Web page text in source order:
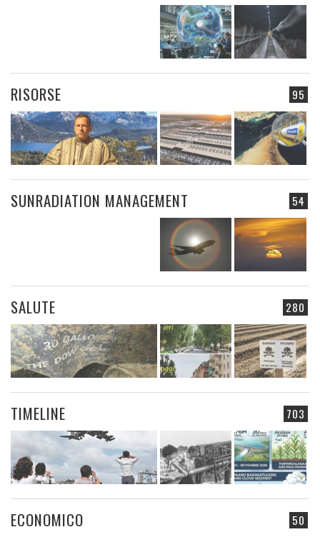
95
RISORSE
54
SUNRADIATION MANAGEMENT
280
SALUTE
703
TIMELINE
50
ECONOMICO